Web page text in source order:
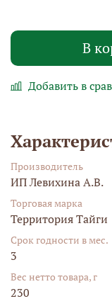
В
Добавить в
Производитель
ИП Левихина А.В.
Торговая марка
Территория Тайги
Срок годности в мес.
3
Вес нетто товара, г
230